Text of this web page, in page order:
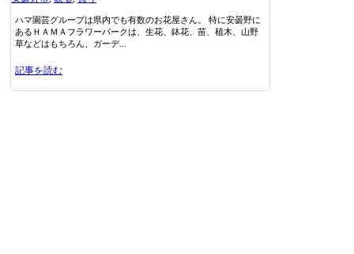
ハマ園芸グループは県内でも有数のお花屋さん。 特に安曇野に
あるＨＡＭＡフラワーパークは、生花、鉢花、苗、植木、山野
草などはもちろん、ガーデ...
記事を読む